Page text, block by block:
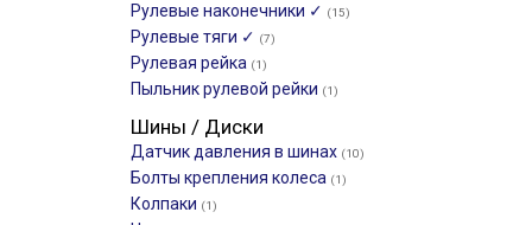
Рулевые наконечники ✓ (15)
Рулевые тяги ✓ (7)
Рулевая рейка (1)
Пыльник рулевой рейки (1)
Шины / Диски
Датчик давления в шинах (10)
Болты крепления колеса (1)
Колпаки (1)